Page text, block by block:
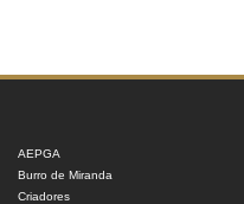
AEPGA
Burro de Miranda
Criadores